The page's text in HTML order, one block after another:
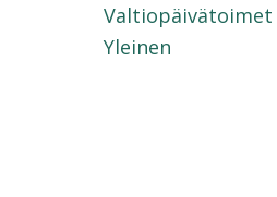
Valtiopäivätoimet
Yleinen